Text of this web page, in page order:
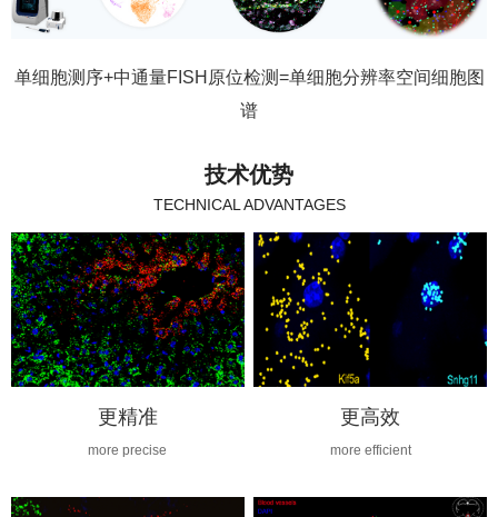
单细胞测序+中通量FISH原位检测=单细胞分辨率空间细胞图
谱
技术优势
TECHNICAL ADVANTAGES
更精准
more precise
更高效
more efficient